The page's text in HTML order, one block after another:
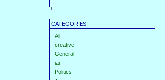
CATEGORIES
All
creative
General
iai
Politics